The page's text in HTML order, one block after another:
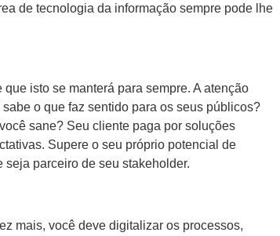
de tecnologia da informação sempre pode lhe
isto se manterá para sempre. A atenção
o que faz sentido para os seus públicos?
sane? Seu cliente paga por soluções
Supere o seu próprio potencial de
parceiro de seu stakeholder.
mais, você deve digitalizar os processos,